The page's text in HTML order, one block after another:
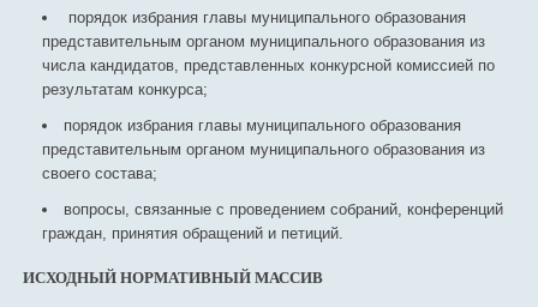
порядок избрания главы муниципального образования
представительным органом муниципального образования из
числа кандидатов, представленных конкурсной комиссией по
результатам конкурса;
порядок избрания главы муниципального образования
представительным органом муниципального образования из
своего состава;
вопросы, связанные с проведением собраний, конференций
граждан, принятия обращений и петиций.
ИСХОДНЫЙ НОРМАТИВНЫЙ МАССИВ